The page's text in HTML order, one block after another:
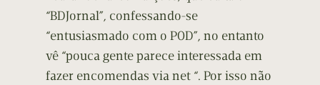
“BDJornal”, confessando-se
“entusiasmado com o POD”, no entanto
vê “pouca gente parece interessada em
fazer encomendas via net “. Por isso não